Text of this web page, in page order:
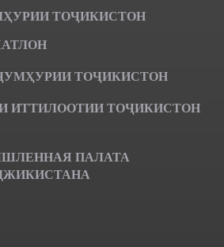
ҲУРИИ ТОҶИКИСТОН
ТОҶИКИСТОН
ИТТИЛООТИИ ТОҶИКИСТОН
ПАЛАТА